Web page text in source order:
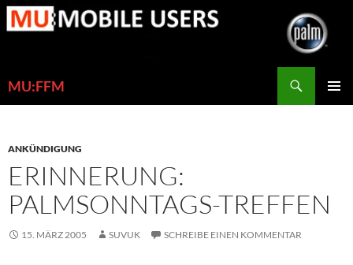
Zum
Inhalt
MU:FFM
ANKÜNDIGUNG
ERINNERUNG:
PALMSONNTAGS-TREFFEN
15. MÄRZ 2005 SUVUK SCHREIBE EINEN KOMMENTAR